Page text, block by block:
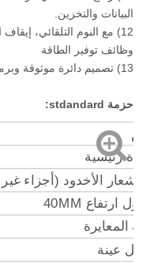
البيانات والتخزين.
12) مع النوم التلقائي،
وظائف توفير الطاقة
13) تصميم دائرة موثوقة وبرمجيات لمنع عالقة المحرك
حزمة stdandard:
اسم
وحدة رئيسية
استشعار الأخدود (أجزاء
محول ارتفاع 40MM
عينة المعايرة
حامل عينة